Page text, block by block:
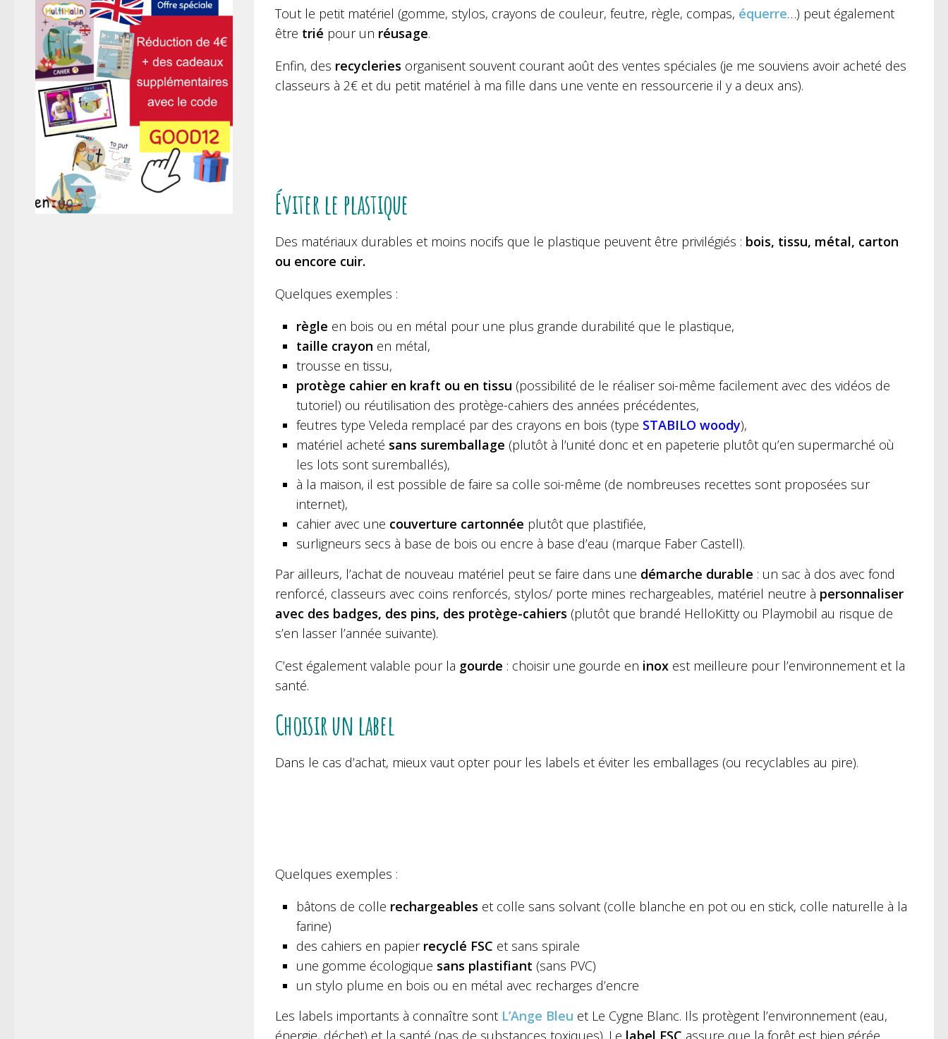
Tout le petit matériel (gomme, stylos, crayons de couleur, feutre, règle, compas, équerre…) peut également
être trié pour un réusage.
Enfin, des recycleries organisent souvent courant août des ventes spéciales (je me souviens avoir acheté des
classeurs à 2€ et du petit matériel à ma fille dans une vente en ressourcerie il y a deux ans).
Éviter le plastique
Des matériaux durables et moins nocifs que le plastique peuvent être privilégiés : bois, tissu, métal, carton
ou encore cuir.
Quelques exemples :
règle en bois ou en métal pour une plus grande durabilité que le plastique,
taille crayon en métal,
trousse en tissu,
protège cahier en kraft ou en tissu (possibilité de le réaliser soi-même facilement avec des vidéos de
tutoriel) ou réutilisation des protège-cahiers des années précédentes,
feutres type Veleda remplacé par des crayons en bois (type STABILO woody),
matériel acheté sans suremballage (plutôt à l’unité donc et en papeterie plutôt qu’en supermarché où
les lots sont suremballés),
à la maison, il est possible de faire sa colle soi-même (de nombreuses recettes sont proposées sur
internet),
cahier avec une couverture cartonnée plutôt que plastifiée,
surligneurs secs à base de bois ou encre à base d’eau (marque Faber Castell).
Par ailleurs, l’achat de nouveau matériel peut se faire dans une démarche durable : un sac à dos avec fond
renforcé, classeurs avec coins renforcés, stylos/ porte mines rechargeables, matériel neutre à personnaliser
avec des badges, des pins, des protège-cahiers (plutôt que brandé HelloKitty ou Playmobil au risque de
s’en lasser l’année suivante).
C’est également valable pour la gourde : choisir une gourde en inox est meilleure pour l’environnement et la
santé.
Choisir un label
Dans le cas d’achat, mieux vaut opter pour les labels et éviter les emballages (ou recyclables au pire).
Quelques exemples :
bâtons de colle rechargeables et colle sans solvant (colle blanche en pot ou en stick, colle naturelle à la
farine)
des cahiers en papier recyclé FSC et sans spirale
une gomme écologique sans plastifiant (sans PVC)
un stylo plume en bois ou en métal avec recharges d’encre
Les labels importants à connaître sont L’Ange Bleu et Le Cygne Blanc. Ils protègent l’environnement (eau,